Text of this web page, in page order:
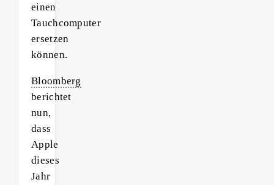
einen
Tauchcomputer
ersetzen
können.
Bloomberg
berichtet
nun,
dass
Apple
dieses
Jahr